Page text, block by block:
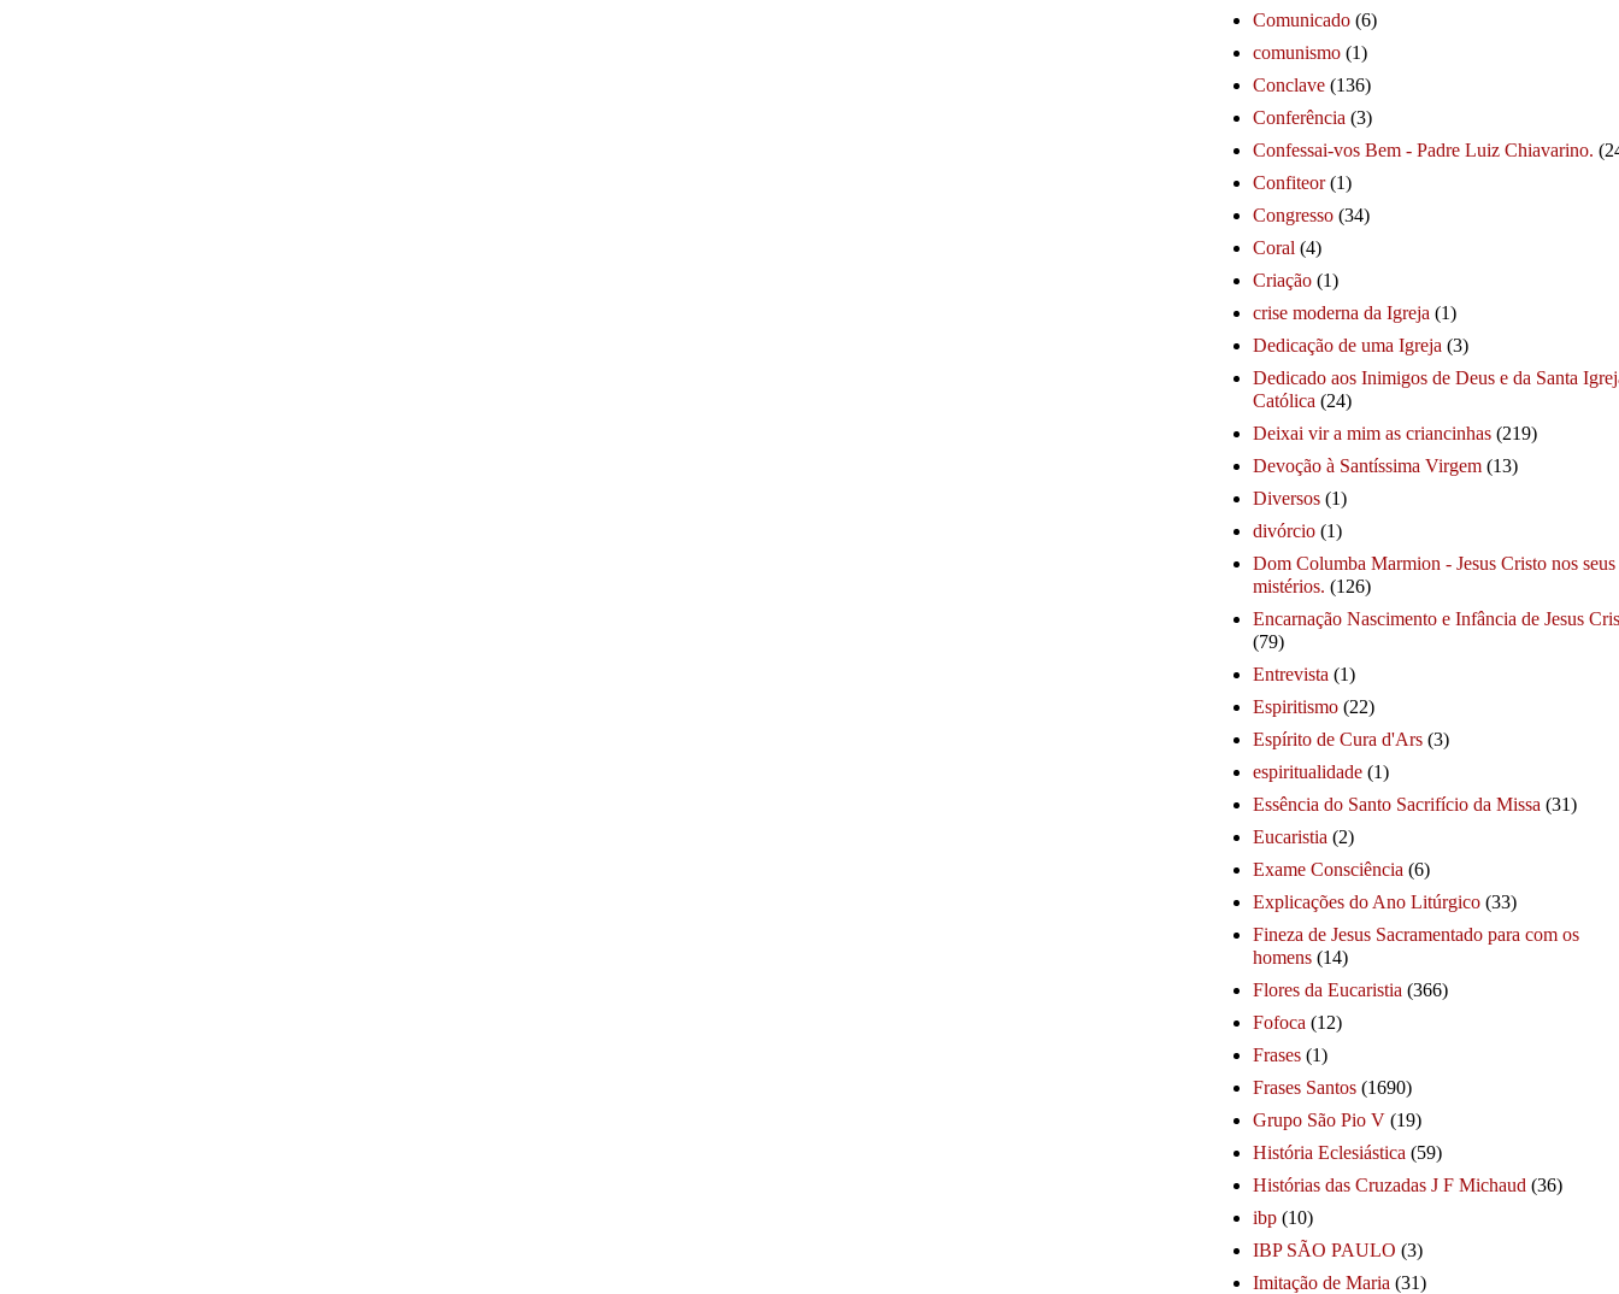
Comunicado (6)
comunismo (1)
Conclave (136)
Conferência (3)
Confessai-vos Bem - Padre Luiz Chiavarino.
Confiteor (1)
Congresso (34)
Coral (4)
Criação (1)
crise moderna da Igreja (1)
Dedicação de uma Igreja (3)
Dedicado aos Inimigos de Deus e da Santa
Católica (24)
Deixai vir a mim as criancinhas (219)
Devoção à Santíssima Virgem (13)
Diversos (1)
divórcio (1)
Dom Columba Marmion - Jesus Cristo nos seus
mistérios. (126)
Encarnação Nascimento e Infância de Jesus
(79)
Entrevista (1)
Espiritismo (22)
Espírito de Cura d'Ars (3)
espiritualidade (1)
Essência do Santo Sacrifício da Missa (31)
Eucaristia (2)
Exame Consciência (6)
Explicações do Ano Litúrgico (33)
Fineza de Jesus Sacramentado para com os
homens (14)
Flores da Eucaristia (366)
Fofoca (12)
Frases (1)
Frases Santos (1690)
Grupo São Pio V (19)
História Eclesiástica (59)
Histórias das Cruzadas J F Michaud (36)
ibp (10)
IBP SÃO PAULO (3)
Imitação de Maria (31)